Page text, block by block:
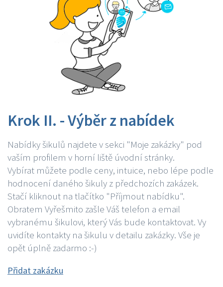
Krok II. - Výběr z nabídek
Nabídky šikulů najdete v sekci "Moje zakázky" pod
vaším profilem v horní liště úvodní stránky.
Vybírat můžete podle ceny, intuice, nebo lépe podle
hodnocení daného šikuly z předchozích zakázek.
Stačí kliknout na tlačítko "Příjmout nabídku".
Obratem Vyřešmito zašle Váš telefon a email
vybranému šikulovi, který Vás bude kontaktovat. Vy
uvidíte kontakty na šikulu v detailu zakázky. Vše je
opět úplně zadarmo :-)
Přidat zakázku